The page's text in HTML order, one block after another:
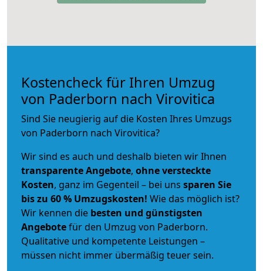
Kostencheck für Ihren Umzug
von Paderborn nach Virovitica
Sind Sie neugierig auf die Kosten Ihres Umzugs
von Paderborn nach Virovitica?
Wir sind es auch und deshalb bieten wir Ihnen
transparente Angebote, ohne versteckte
Kosten, ganz im Gegenteil – bei uns sparen Sie
bis zu 60 % Umzugskosten! Wie das möglich ist?
Wir kennen die besten und günstigsten
Angebotefür den Umzug von Paderborn.
Qualitative und kompetente Leistungen –
müssen nicht immer übermäßig teuer sein.